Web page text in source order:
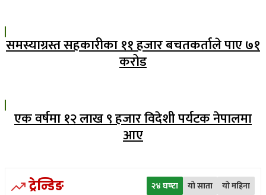
समस्याग्रस्त सहकारीका ११ हजार बचतकर्ताले पाए ७१
करोड
एक वर्षमा १२ लाख ९ हजार विदेशी पर्यटक नेपालमा
आए
ट्रेन्डिङ २४ घण्टा यो साता यो महिना